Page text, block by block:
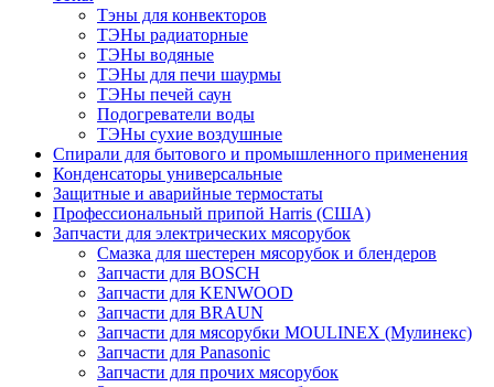
Тэны для конвекторов
ТЭНы радиаторные
ТЭНы водяные
ТЭНы для печи шаурмы
ТЭНы печей саун
Подогреватели воды
ТЭНы сухие воздушные
Спирали для бытового и промышленного применения
Конденсаторы универсальные
Защитные и аварийные термостаты
Профессиональный припой Harris (США)
Запчасти для электрических мясорубок
Смазка для шестерен мясорубок и блендеров
Запчасти для BOSCH
Запчасти для KENWOOD
Запчасти для BRAUN
Запчасти для мясорубки MOULINEX (Мулинекс)
Запчасти для Panasonic
Запчасти для прочих мясорубок